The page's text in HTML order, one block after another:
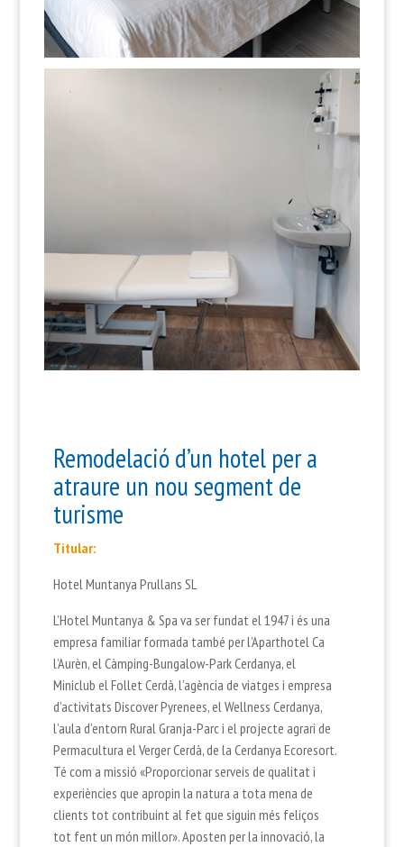
Remodelació d’un hotel per a
atraure un nou segment de
turisme
Titular:
Hotel Muntanya Prullans SL
L’Hotel Muntanya & Spa va ser fundat el 1947 i és una
empresa familiar formada també per l’Aparthotel Ca
l’Aurèn, el Càmping-Bungalow-Park Cerdanya, el
Miniclub el Follet Cerdà, l’agència de viatges i empresa
d’activitats Discover Pyrenees, el Wellness Cerdanya,
l’aula d’entorn Rural Granja-Parc i el projecte agrari de
Permacultura el Verger Cerdà, de la Cerdanya Ecoresort.
Té com a missió «Proporcionar serveis de qualitat i
experiències que apropin la natura a tota mena de
clients tot contribuint al fet que siguin més feliços
tot fent un món millor». Aposten per la innovació, la